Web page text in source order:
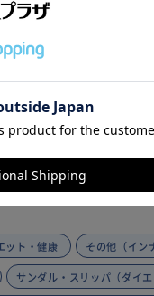
1
ット・健康 その他（イン
サンダル・スリッパ（ダイ